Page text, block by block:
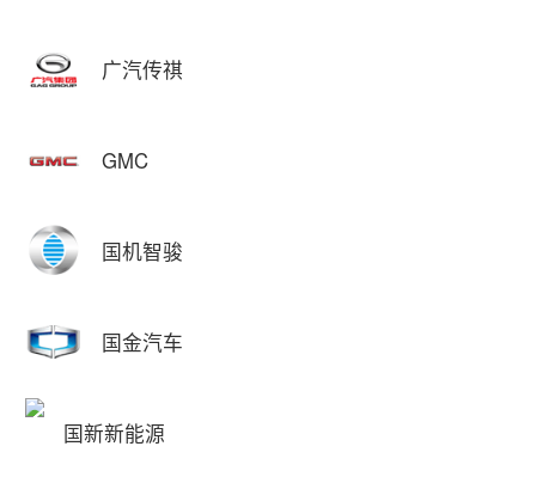
广汽传祺
GMC
国机智骏
国金汽车
国新新能源